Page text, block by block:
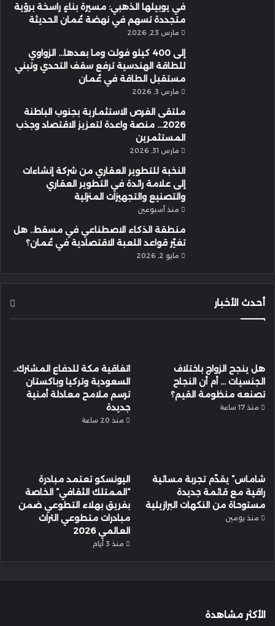
في يوبيلها الذهبي: مسيرة بناءٍ راسخة برؤية
متجددة تسهم في نهضة عُمان الحديثة
مارس 23, 2026
إلى 400 كيلو فولت وما بعدها… الزواوي
للطاقة الهندسية ترفع سقف التحدي وتبني
مستقبل الطاقة في عُمان
مارس 3, 2026
ملتقى الفرص الاستثمارية بجنوب الباطنة
2026… منصة واعدة لتعزيز الاقتصاد وجذب
المستثمرين
مارس 31, 2026
النخبة للتطوير العقاري من شركة إنشاءات
إلى علامة رائدة في التطوير العقاري
والتصنيع والتجهيزات المنزلية
منذ أسبوعين
منطقة الذكاء الاصطناعي في مسقط.. هل
تغيّر قواعد اللعبة الاقتصادية في عُمان؟
مايو 2, 2026
أحدث الأخبار
هل ينجح الزواج باختلاف
الجنسيات … أم أن النجاح
تصنعه منظومة القيم؟
منذ 17 ساعة
اتفاقية مكة للدفاع المشترك..
السعودية وتركيا وباكستان
ترسم ملامح معادلة أمنية
جديدة
منذ 20 ساعة
شاماس” يقدّم تجربة مسائية
راقية مع قائمة جديدة
مستوحاة من النكهات البرازيلية
منذ يومين
اليونسكو تعتمد مبادرة
“الممتلك الثقافي” الخاصة
بفريق بهلاء التطوعي ضمن
مبادرات متطوعي التراث
العالمي 2026
منذ 3 أيام
الأكثر مشاهدة